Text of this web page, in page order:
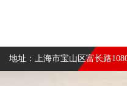
地址：上海市宝山区富长路